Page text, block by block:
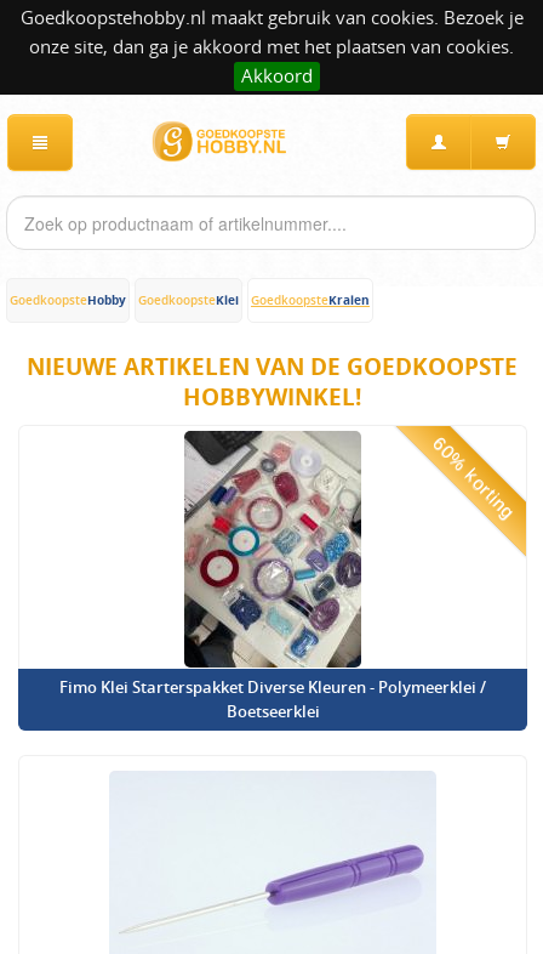
Goedkoopstehobby.nl maakt gebruik van cookies. Bezoek je
onze site, dan ga je akkoord met het plaatsen van cookies.
Akkoord
GoedkoopsteHobby GoedkoopsteKlei GoedkoopsteKralen
NIEUWE ARTIKELEN VAN DE GOEDKOOPSTE
HOBBYWINKEL!
60% korting
Fimo Klei Starterspakket Diverse Kleuren - Polymeerklei /
Boetseerklei